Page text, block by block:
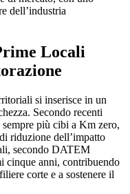
dell’industria
Locali
si inserisce in un
Secondo recenti
più cibi a Km zero,
riduzione dell’impatto
secondo DATEM
cinque anni, contribuendo
corte e a sostenere il